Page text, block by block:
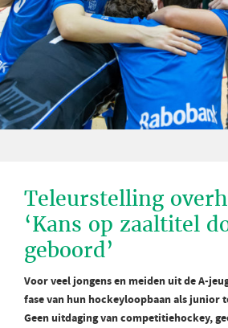
Teleurstelling
‘Kans op zaaltitel
geboord’
Voor veel jongens en meiden uit de A-
fase van hun hockeyloopbaan als junior
Geen uitdaging van competitiehockey,